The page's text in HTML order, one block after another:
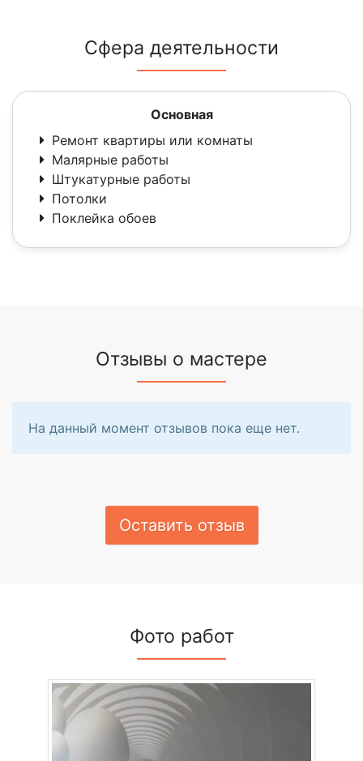
Сфера деятельности
Основная
Ремонт квартиры или комнаты
Малярные работы
Штукатурные работы
Потолки
Поклейка обоев
Отзывы о мастере
На данный момент отзывов пока еще нет.
Оставить отзыв
Фото работ